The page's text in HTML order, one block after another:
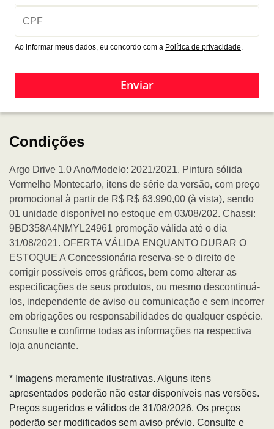
Condições
Argo Drive 1.0 Ano/Modelo: 2021/2021. Pintura sólida
Vermelho Montecarlo, itens de série da versão, com preço
promocional à partir de R$ R$ 63.990,00 (à vista), sendo
01 unidade disponível no estoque em 03/08/202. Chassi:
9BD358A4NMYL24961 promoção válida até o dia
31/08/2021. OFERTA VÁLIDA ENQUANTO DURAR O
ESTOQUE A Concessionária reserva-se o direito de
corrigir possíveis erros gráficos, bem como alterar as
especificações de seus produtos, ou mesmo descontinuá-
los, independente de aviso ou comunicação e sem incorrer
em obrigações ou responsabilidades de qualquer espécie.
Consulte e confirme todas as informações na respectiva
loja anunciante.
* Imagens meramente ilustrativas. Alguns itens
apresentados poderão não estar disponíveis nas versões.
Preços sugeridos e válidos de 31/08/2026. Os preços
poderão ser modificados sem aviso prévio. Consulte e
Ao informar meus dados, eu concordo com a Política de privacidade.
Enviar